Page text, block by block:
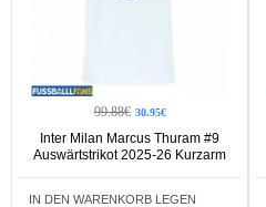
99.88€ 30.95€
Inter Milan Marcus Thuram #9
Auswärtstrikot 2025-26 Kurzarm
IN DEN WARENKORB LEGEN